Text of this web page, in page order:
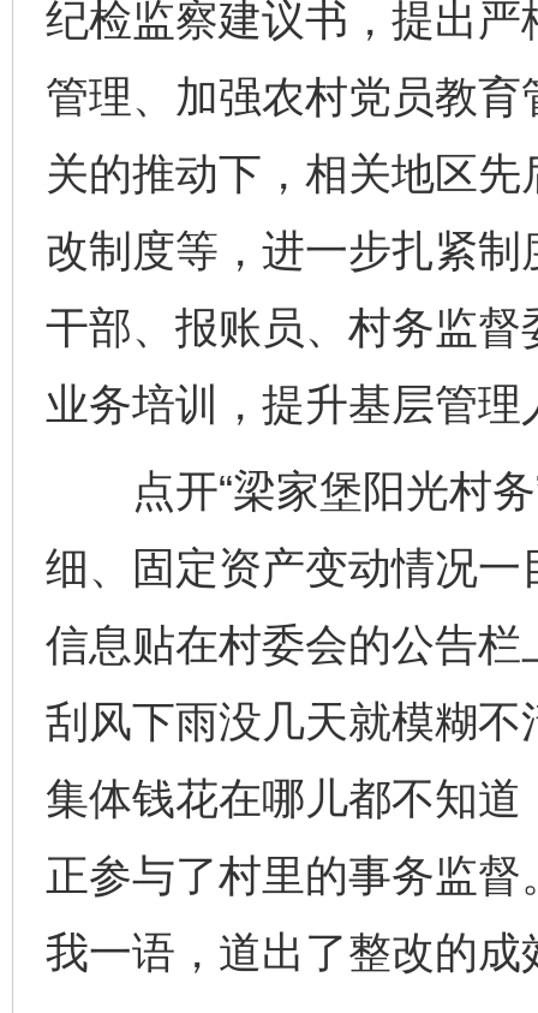
纪检监察建议书，提出
管理、加强农村党员教
关的推动下，相关地区
改制度等，进一步扎紧
干部、报账员、村务监督
业务培训，提升基层管
点开“梁家堡阳光村务
细、固定资产变动情况一
信息贴在村委会的公告
刮风下雨没几天就模糊不
集体钱花在哪儿都不知
正参与了村里的事务监
我一语，道出了整改的成